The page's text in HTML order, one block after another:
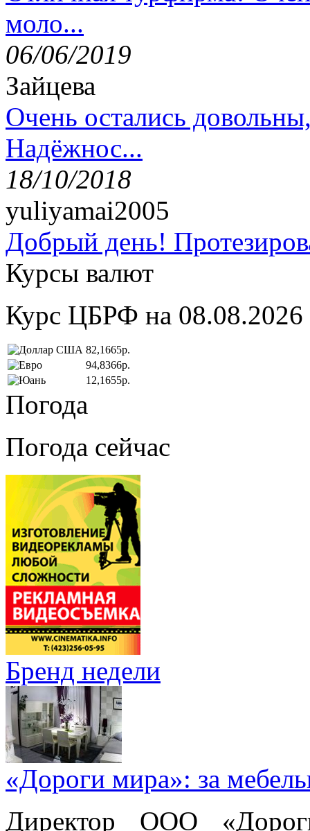
моло...
06/06/2019
Зайцева
Очень остались
Надёжнос...
18/10/2018
yuliyamai2005
Добрый день!
Курсы валют
Курс ЦБРФ на 08.08.2026
82,1665р.
94,8366р.
12,1655р.
Погода
Погода сейчас
Бренд недели
«Дороги мира»: за
Директор ООО